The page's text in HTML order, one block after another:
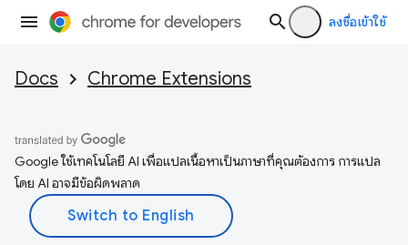
ลงชื่อเข้าใช้
Docs Chrome Extensions
Google ใช้เทคโนโลยี AI เพื่อแปลเนื้อหาเป็นภาษาที่คุณต้องการ การแปล
โดย AI อาจมีข้อผิดพลาด